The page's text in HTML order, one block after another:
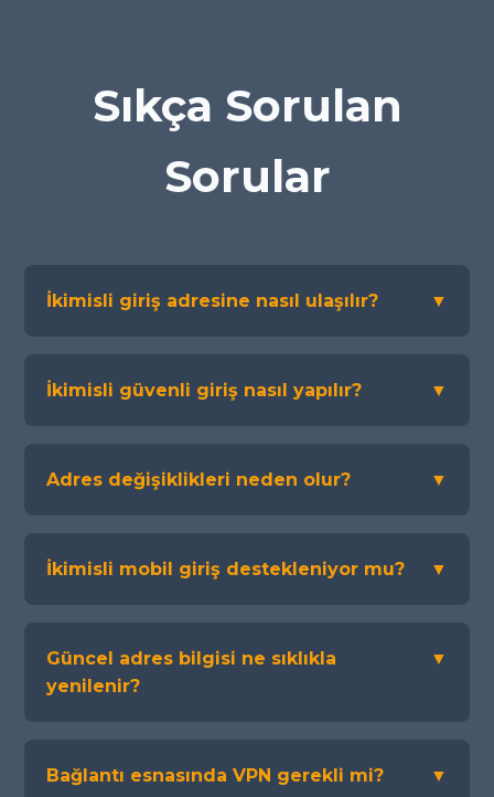
Sıkça Sorulan
Sorular
İkimisli giriş adresine nasıl ulaşılır? ▼
İkimisli güvenli giriş nasıl yapılır? ▼
Adres değişiklikleri neden olur? ▼
İkimisli mobil giriş destekleniyor mu? ▼
Güncel adres bilgisi ne sıklıkla
yenilenir?
▼
Bağlantı esnasında VPN gerekli mi? ▼